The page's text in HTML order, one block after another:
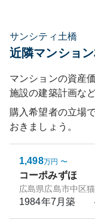
サンシティ土橋
近隣マンショ
マンションの資産
施設の建築計画な
購入希望者の立場
おきましょう。
1,498万円 〜
コーポみずほ
広島県広島市中区
1984年7月築